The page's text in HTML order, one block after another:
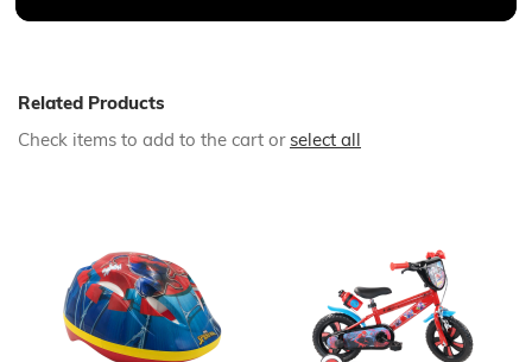
Related Products
Check items to add to the cart or select all